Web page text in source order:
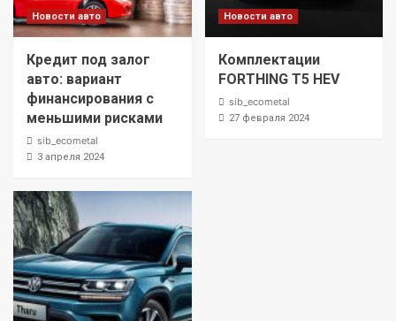
Новости авто
Кредит под залог
авто: вариант
финансирования с
меньшими рисками
sib_ecometal
3 апреля 2024
Новости авто
Комплектации
FORTHING T5 HEV
sib_ecometal
27 февраля 2024